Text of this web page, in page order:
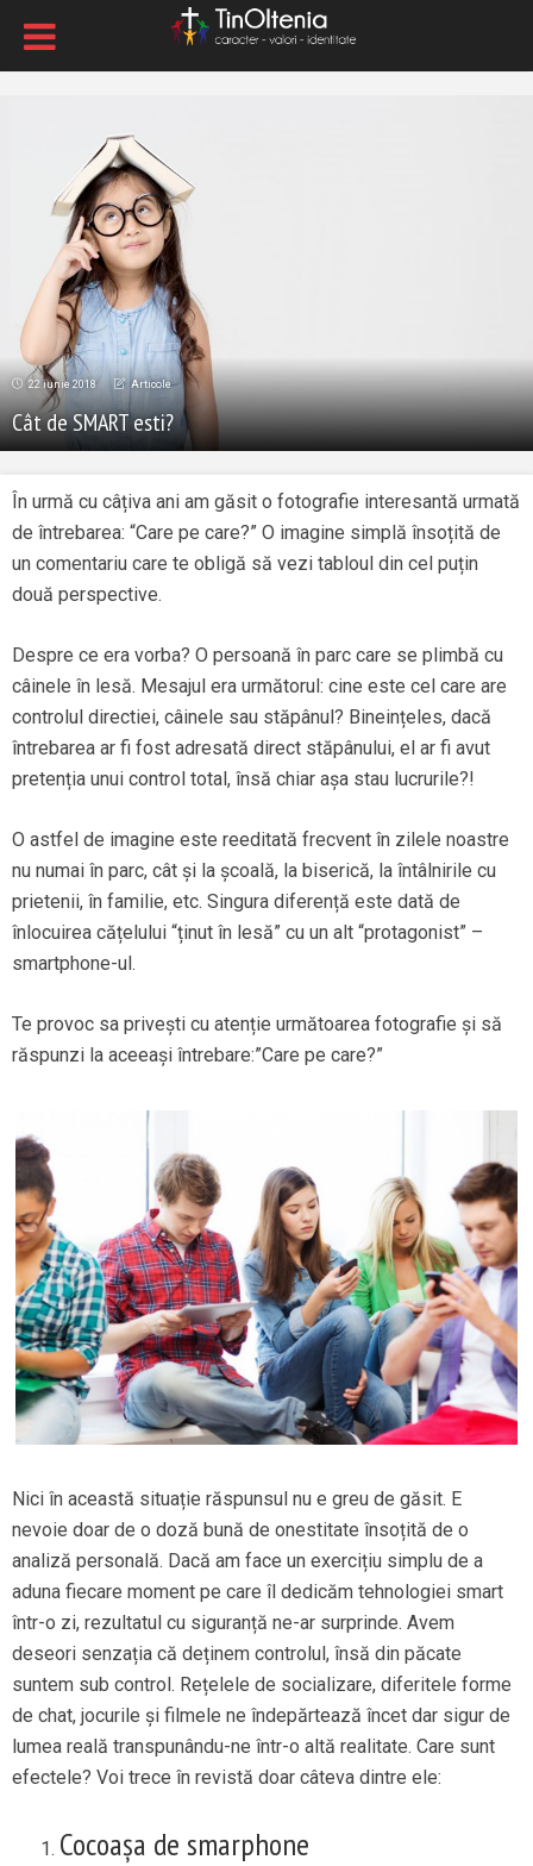
22 iunie 2018 Articole
Cât de SMART esti?
În urmă cu câțiva ani am găsit o fotografie interesantă urmată
de întrebarea: “Care pe care?” O imagine simplă însoțită de
un comentariu care te obligă să vezi tabloul din cel puțin
două perspective.
Despre ce era vorba? O persoană în parc care se plimbă cu
câinele în lesă. Mesajul era următorul: cine este cel care are
controlul directiei, câinele sau stăpânul? Bineințeles, dacă
întrebarea ar fi fost adresată direct stăpânului, el ar fi avut
pretenția unui control total, însă chiar așa stau lucrurile?!
O astfel de imagine este reeditată frecvent în zilele noastre
nu numai în parc, cât și la școală, la biserică, la întâlnirile cu
prietenii, în familie, etc. Singura diferență este dată de
înlocuirea cățelului “ținut în lesă” cu un alt “protagonist” –
smartphone-ul.
Te provoc sa privești cu atenție următoarea fotografie și să
răspunzi la aceeași întrebare:”Care pe care?”
Nici în această situație răspunsul nu e greu de găsit. E
nevoie doar de o doză bună de onestitate însoțită de o
analiză personală. Dacă am face un exercițiu simplu de a
aduna fiecare moment pe care îl dedicăm tehnologiei smart
într-o zi, rezultatul cu siguranță ne-ar surprinde. Avem
deseori senzația că deținem controlul, însă din păcate
suntem sub control. Rețelele de socializare, diferitele forme
de chat, jocurile și filmele ne îndepărtează încet dar sigur de
lumea reală transpunându-ne într-o altă realitate. Care sunt
efectele? Voi trece în revistă doar câteva dintre ele:
Cocoașa de smarphone